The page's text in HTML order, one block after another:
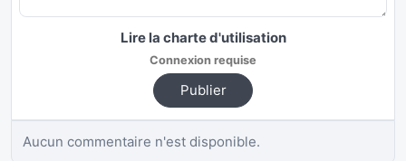
Lire la charte d'utilisation
Connexion requise
Publier
Aucun commentaire n'est disponible.